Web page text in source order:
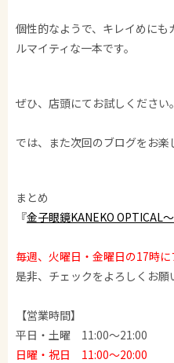
個性的なようで、キレイめに
ルマイティな一本です。
ぜひ、店頭にてお試しください。
では、また次回のブログをお楽
まとめ
『金子眼鏡KANEKO OPTICAL
毎週、火曜日・金曜日の17時
是非、チェックをよろしくお願
【営業時間】
平日・土曜 11:00～21:00
日曜・祝日 11:00～20:00